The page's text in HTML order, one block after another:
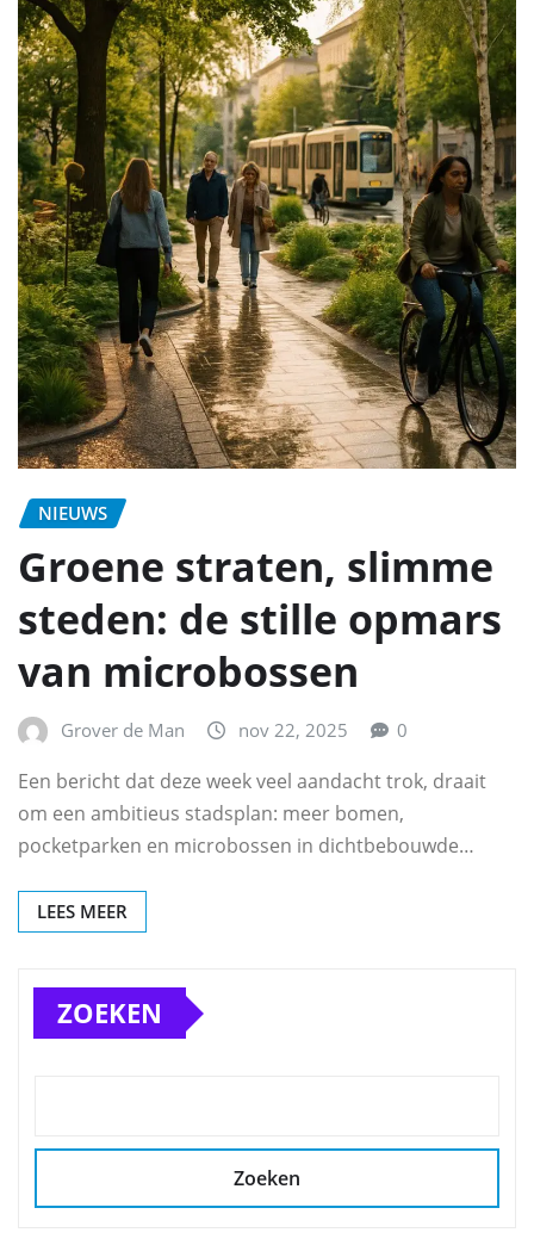
NIEUWS
Groene straten, slimme
steden: de stille opmars
van microbossen
Grover de Man nov 22, 2025 0
Een bericht dat deze week veel aandacht trok, draait
om een ambitieus stadsplan: meer bomen,
pocketparken en microbossen in dichtbebouwde…
LEES MEER
ZOEKEN
Zoeken